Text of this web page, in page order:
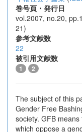
巻号頁・発行日
vol.2007, no.20,
21)
参考文献数
22
被引用文献数
1 2
The subject of this
Gender Free
society. GFB
which oppose a